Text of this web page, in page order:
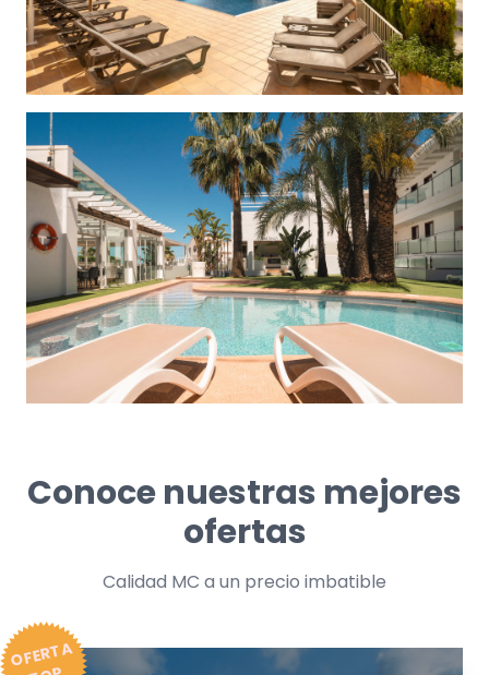
Conoce nuestras mejores
ofertas
Calidad MC a un precio imbatible
OFER
T
A
T